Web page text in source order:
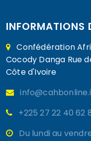
INFORMATIONS
Confédération
Cocody Danga Rue
Côte d'Ivoire
+225 27 22 40 62
Du lundi au